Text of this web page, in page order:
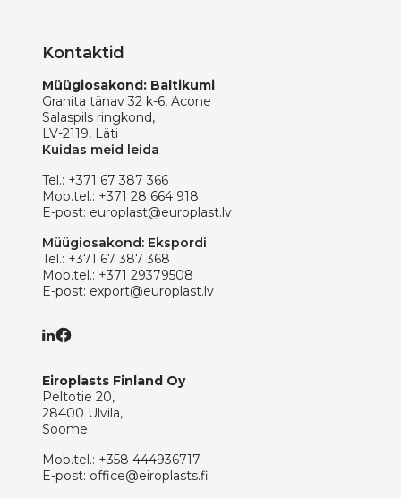
Kontaktid
Müügiosakond: Baltikumi
Granita tänav 32 k-6, Acone
Salaspils ringkond,
LV-2119, Läti
Kuidas meid leida
Tel.: +371 67 387 366
Mob.tel.: +371 28 664 918
E-post: europlast@europlast.lv
Müügiosakond: Ekspordi
Tel.: +371 67 387 368
Mob.tel.: +371 29379508
E-post: export@europlast.lv
Eiroplasts Finland Oy
Peltotie 20,
28400 Ulvila,
Soome
Mob.tel.: +358 444936717
E-post: office@eiroplasts.fi